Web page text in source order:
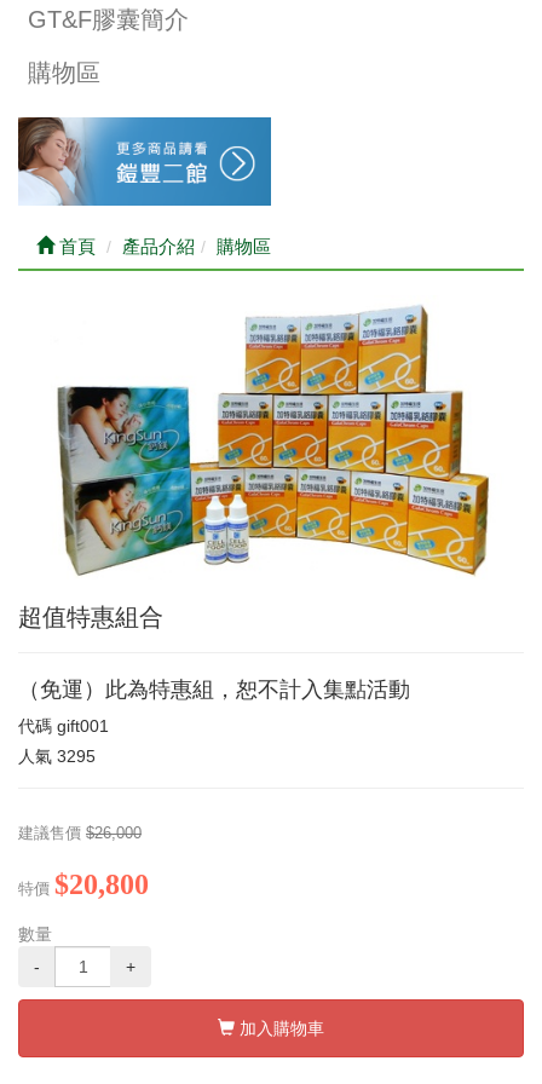
GT&F膠囊簡介
購物區
首頁 產品介紹 購物區
超值特惠組合
（免運）此為特惠組，恕不計入集點活動
代碼 gift001
人氣 3295
建議售價 $26,000
特價 $20,800
數量
-
+
加入購物車